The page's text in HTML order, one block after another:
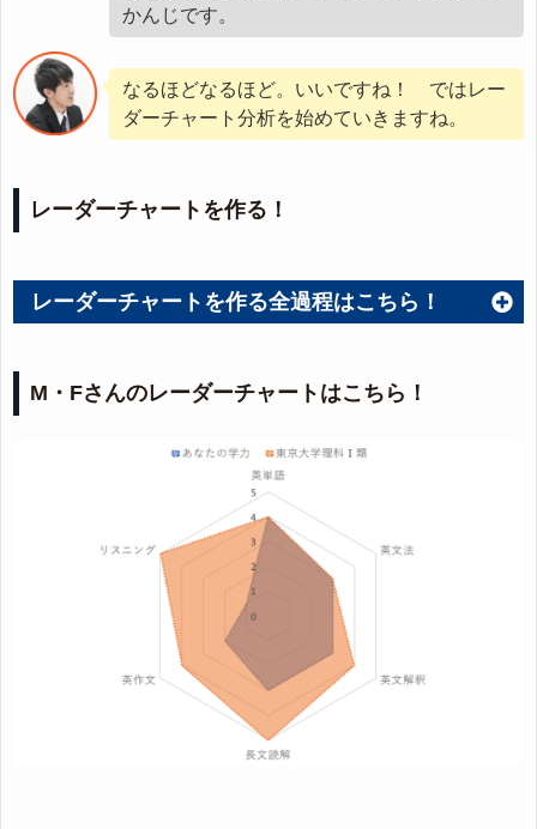
かんじです。
なるほどなるほど。いいですね！ ではレー
ダーチャート分析を始めていきますね。
レーダーチャートを作る！
レーダーチャートを作る全過程はこちら！
M・Fさんのレーダーチャートはこちら！